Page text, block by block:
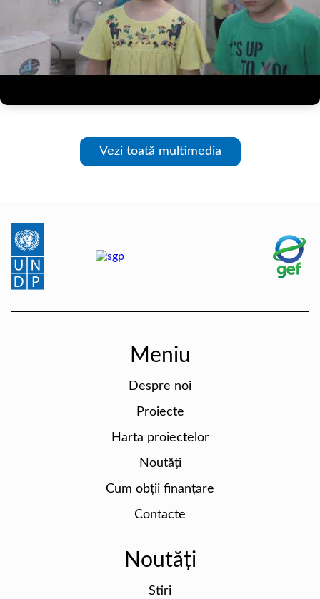
Vezi toată multimedia
Meniu
Despre noi
Proiecte
Harta proiectelor
Noutăți
Cum obții finanțare
Contacte
Noutăți
Stiri